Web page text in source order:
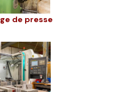
de presse